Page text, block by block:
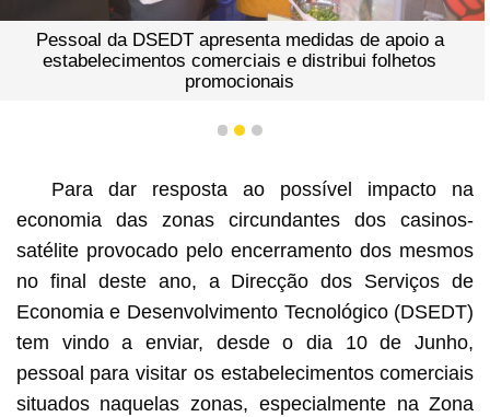
Pessoal da DSEDT apresenta medidas de apoio a
estabelecimentos comerciais e distribui folhetos
promocionais
1 2 3
Para dar resposta ao possível impacto na
economia das zonas circundantes dos casinos-
satélite provocado pelo encerramento dos mesmos
no final deste ano, a Direcção dos Serviços de
Economia e Desenvolvimento Tecnológico (DSEDT)
tem vindo a enviar, desde o dia 10 de Junho,
pessoal para visitar os estabelecimentos comerciais
situados naquelas zonas, especialmente na Zona